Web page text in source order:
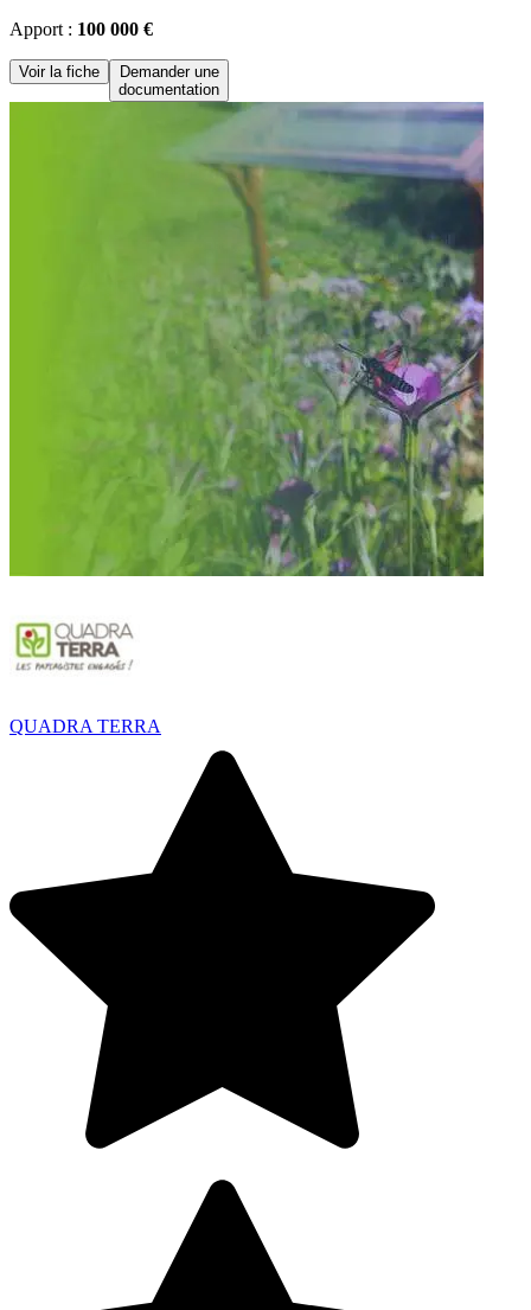
Apport : 100 000 €
Voir la fiche
Demander une
documentation
QUADRA TERRA